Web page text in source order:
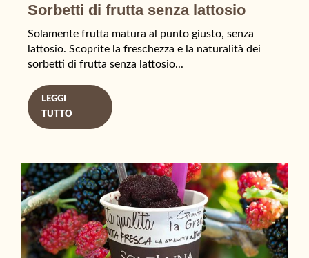
Sorbetti di frutta senza lattosio
Solamente frutta matura al punto giusto, senza
lattosio. Scoprite la freschezza e la naturalità dei
sorbetti di frutta senza lattosio...
LEGGI
TUTTO